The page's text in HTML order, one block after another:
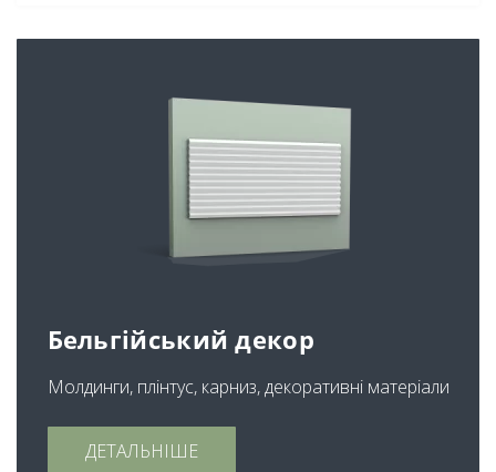
Бельгійський декор
Молдинги, плінтус, карниз, декоративні матеріали
ДЕТАЛЬНІШЕ